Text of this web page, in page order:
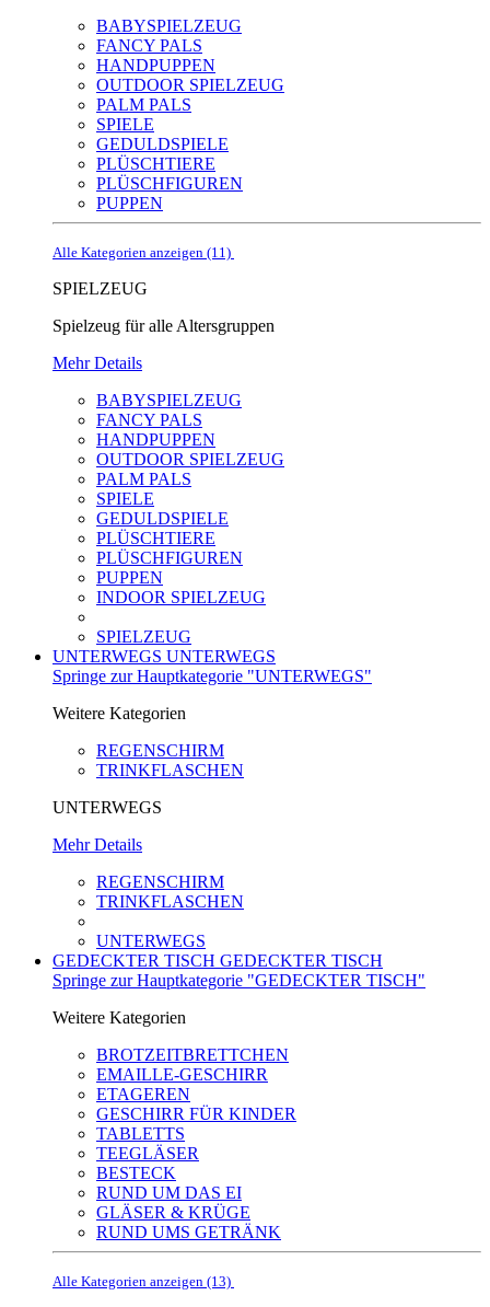
BABYSPIELZEUG
FANCY PALS
HANDPUPPEN
OUTDOOR SPIELZEUG
PALM PALS
SPIELE
GEDULDSPIELE
PLÜSCHTIERE
PLÜSCHFIGUREN
PUPPEN
Alle Kategorien anzeigen (11)
SPIELZEUG
Spielzeug für alle Altersgruppen
Mehr Details
BABYSPIELZEUG
FANCY PALS
HANDPUPPEN
OUTDOOR SPIELZEUG
PALM PALS
SPIELE
GEDULDSPIELE
PLÜSCHTIERE
PLÜSCHFIGUREN
PUPPEN
INDOOR SPIELZEUG
SPIELZEUG
UNTERWEGS UNTERWEGS
Springe zur Hauptkategorie "UNTERWEGS"
Weitere Kategorien
REGENSCHIRM
TRINKFLASCHEN
UNTERWEGS
Mehr Details
REGENSCHIRM
TRINKFLASCHEN
UNTERWEGS
GEDECKTER TISCH GEDECKTER TISCH
Springe zur Hauptkategorie "GEDECKTER TISCH"
Weitere Kategorien
BROTZEITBRETTCHEN
EMAILLE-GESCHIRR
ETAGEREN
GESCHIRR FÜR KINDER
TABLETTS
TEEGLÄSER
BESTECK
RUND UM DAS EI
GLÄSER & KRÜGE
RUND UMS GETRÄNK
Alle Kategorien anzeigen (13)